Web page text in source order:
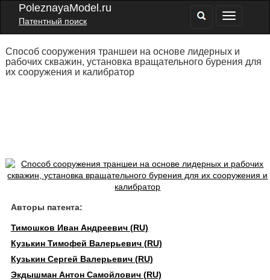
PoleznayaModel.ru
Патентный поиск
Способ сооружения траншеи на основе лидерных и
рабочих скважин, установка вращательного бурения для
их сооружения и калибратор
Авторы патента:
Тимошков Иван Андреевич (RU)
Кузькин Тимофей Валерьевич (RU)
Кузькин Сергей Валерьевич (RU)
Экдышман Антон Самойлович (RU)